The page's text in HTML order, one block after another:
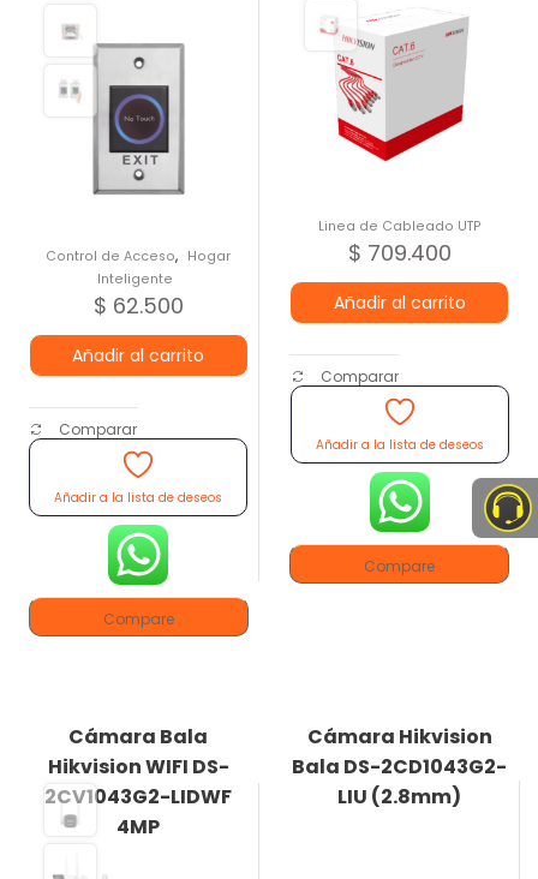
Control de Acceso, Hogar
Inteligente
$ 62.500
Añadir al carrito
Comparar
Añadir a la lista de deseos
Compare
Linea de Cableado UTP
$ 709.400
Añadir al carrito
Comparar
Añadir a la lista de deseos
Compare
Cámara Bala
Hikvision WIFI DS-
2CV1043G2-LIDWF
4MP
Cámara Hikvision
Bala DS-2CD1043G2-
LIU (2.8mm)